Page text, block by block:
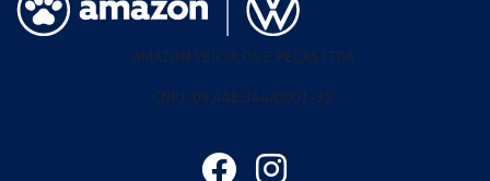
AMAZON VEICULOS E PEÇAS LTDA
CNPJ: 09.448.344/0001-32